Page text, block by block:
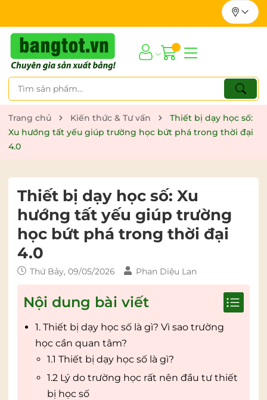
Trang chủ Kiến thức & Tư vấn
Thiết bị dạy học số:
Xu hướng tất yếu giúp trường học bứt phá trong thời đại
4.0
Thiết bị dạy học số: Xu
hướng tất yếu giúp trường
học bứt phá trong thời đại
4.0
Thứ Bảy, 09/05/2026 Phan Diệu Lan
Nội dung bài viết
1. Thiết bị dạy học số là gì? Vì sao trường
học cần quan tâm?
1.1 Thiết bị dạy học số là gì?
1.2 Lý do trường học rất nên đầu tư thiết
bị học số